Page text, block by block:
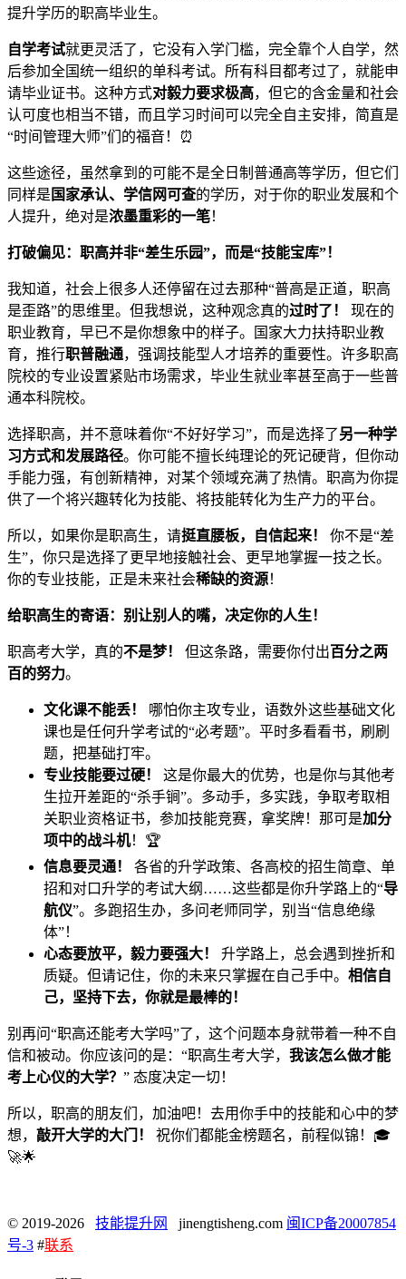
提升学历的职高毕业生。
自学考试就更灵活了，它没有入学门槛，完全靠个人自学，然
后参加全国统一组织的单科考试。所有科目都考过了，就能申
请毕业证书。这种方式对毅力要求极高，但它的含金量和社会
认可度也相当不错，而且学习时间可以完全自主安排，简直是
“时间管理大师”们的福音！⏰
这些途径，虽然拿到的可能不是全日制普通高等学历，但它们
同样是 国家承认、学信网可查的学历，对于你的职业发展和个
人提升，绝对是浓墨重彩的一笔！
打破偏见：职高并非“差生乐园”，而是“技能宝库”！
我知道，社会上很多人还停留在过去那种“普高是正道，职高
是歪路”的思维里。但我想说，这种观念真的过时了！
现在的
职业教育，早已不是你想象中的样子。国家大力扶持职业教
育，推行职普融通，强调技能型人才培养的重要性。许多职高
院校的专业设置紧贴市场需求，毕业生就业率甚至高于一些普
通本科院校。
选择职高，并不意味着你“不好好学习”，而是选择了另一种学
习方式和发展路径。你可能不擅长纯理论的死记硬背，但你动
手能力强，有创新精神，对某个领域充满了热情。职高为你提
供了一个将兴趣转化为技能、将技能转化为生产力的平台。
所以，如果你是职高生，请挺直腰板，自信起来！
你不是“差
生”，你只是选择了更早地接触社会、更早地掌握一技之长。
你的专业技能，正是未来社会稀缺的资源！
给职高生的寄语：别让别人的嘴，决定你的人生！
职高考大学，真的不是梦！ 但这条路，需要你付出百分之两
百的努力。
文化课不能丢！
哪怕你主攻专业，语数外这些基础文化
课也是任何升学考试的“必考题”。平时多看看书，刷刷
题，把基础打牢。
专业技能要过硬！
这是你最大的优势，也是你与其他考
生拉开差距的“杀手锏”。多动手，多实践，争取考取相
关职业资格证书，参加技能竞赛，拿奖牌！那可是加分
项中的战斗机！🏆
信息要灵通！
各省的升学政策、各高校的招生简章、单
招和对口升学的考试大纲……这些都是你升学路上的“导
航仪”。多跑招生办，多问老师同学，别当“信息绝缘
体”！
心态要放平，毅力要强大！
升学路上，总会遇到挫折和
质疑。但请记住，你的未来只掌握在自己手中。 相信自
己，坚持下去，你就是最棒的！
别再问“职高还能考大学吗”了，这个问题本身就带着一种不自
信和被动。你应该问的是：“职高生考大学， 我该怎么做才能
考上心仪的大学？ ” 态度决定一切！
所以，职高的朋友们，加油吧！去用你手中的技能和心中的梦
想， 敲开大学的大门！
祝你们都能金榜题名，前程似锦！🎓
🚀🌟
© 2019-2026 技能提升网 jinengtisheng.com 闽ICP备20007854
号-3 #联系